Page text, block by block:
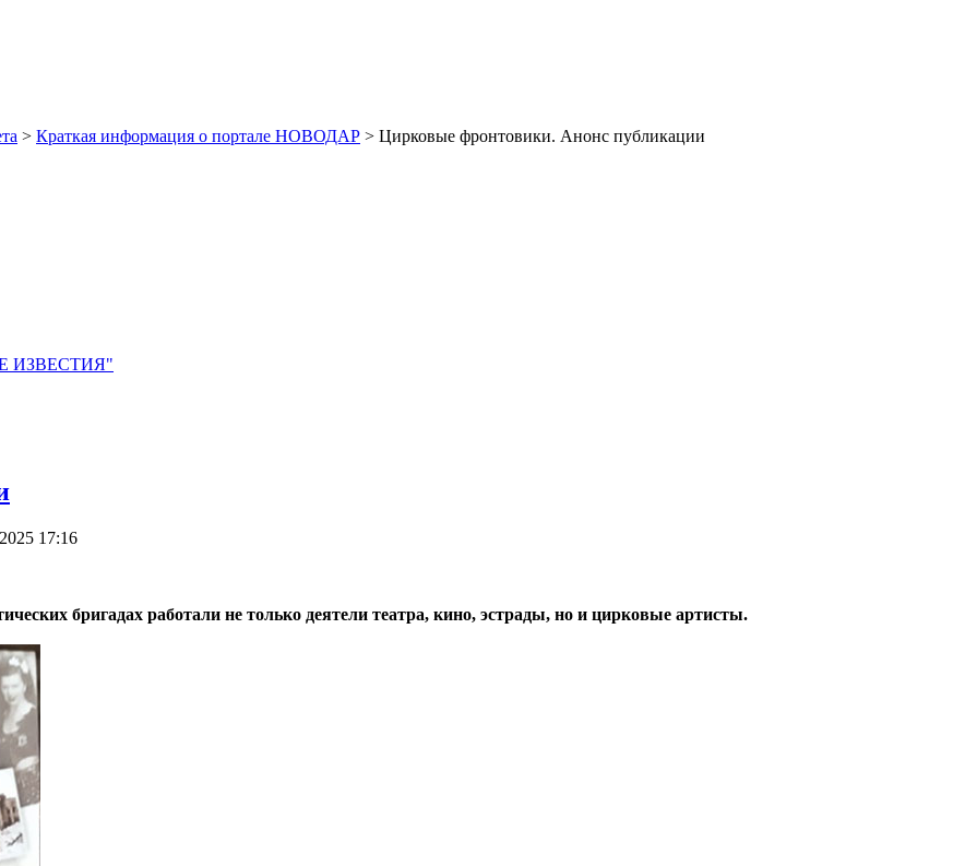
> Краткая информация о портале НОВОДАР > Цирковые фронтовики. Анонс публикации
ИЗВЕСТИЯ"
17:16
бригадах работали не только деятели театра, кино, эстрады, но и цирковые артисты.